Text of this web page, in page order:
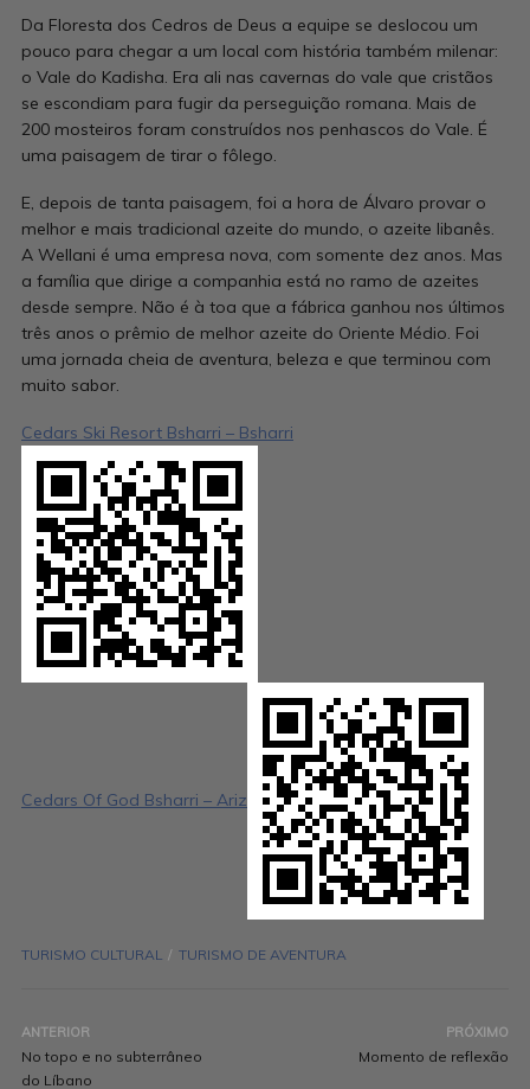
Da Floresta dos Cedros de Deus a equipe se deslocou um
pouco para chegar a um local com história também milenar:
o Vale do Kadisha. Era ali nas cavernas do vale que cristãos
se escondiam para fugir da perseguição romana. Mais de
200 mosteiros foram construídos nos penhascos do Vale. É
uma paisagem de tirar o fôlego.
E, depois de tanta paisagem, foi a hora de Álvaro provar o
melhor e mais tradicional azeite do mundo, o azeite libanês.
A Wellani é uma empresa nova, com somente dez anos. Mas
a família que dirige a companhia está no ramo de azeites
desde sempre. Não é à toa que a fábrica ganhou nos últimos
três anos o prêmio de melhor azeite do Oriente Médio. Foi
uma jornada cheia de aventura, beleza e que terminou com
muito sabor.
Cedars Ski Resort Bsharri – Bsharri
Cedars Of God Bsharri – Ariz
TURISMO CULTURAL TURISMO DE AVENTURA
ANTERIOR
No topo e no subterrâneo
do Líbano
PRÓXIMO
Momento de reflexão